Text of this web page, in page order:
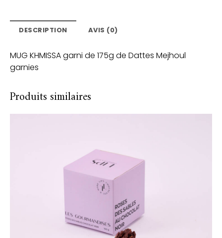
DESCRIPTION AVIS (0)
MUG KHMISSA garni de 175g de Dattes Mejhoul
garnies
Produits similaires